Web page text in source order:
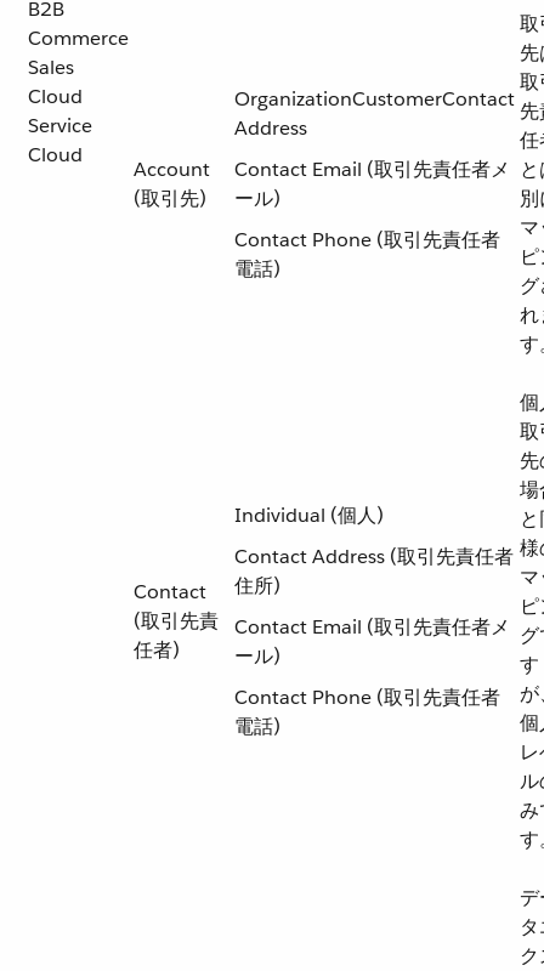
B2B
Commerce
Sales
Cloud
Service
Cloud
Account
(取引先)
OrganizationCustomerContact
Address
Contact Email (取引先責任者メ
ール)
Contact Phone (取引先責任者
電話)
取
取
任
れ
す
Contact
(取引先責
任者)
Individual (個人)
Contact Address (取引先責任者
住所)
Contact Email (取引先責任者メ
ール)
Contact Phone (取引先責任者
電話)
個
取
場
様
す
個
み
す